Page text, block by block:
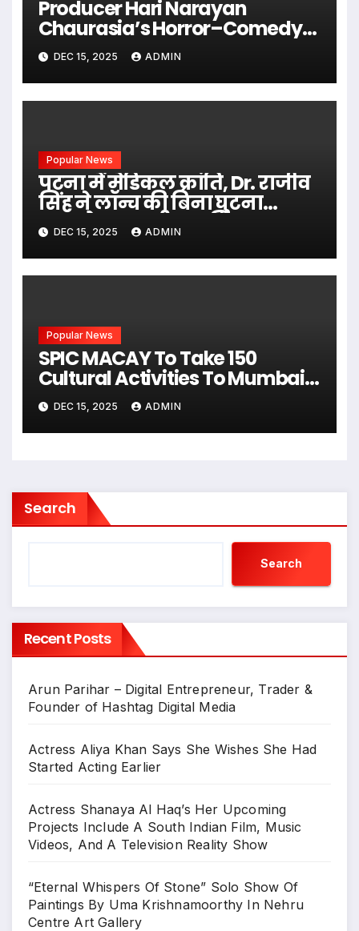
Producer Hari Narayan
Chaurasia’s Horror–Comedy
Film SIHARAN Released Across
India
DEC 15, 2025 ADMIN
Popular News
पटना में मेडिकल क्रांति, Dr. राजीव
सिंह ने लॉन्च की बिना घुटना
प्रत्यारोपण वाली आधुनिक
तकनीक
DEC 15, 2025 ADMIN
Popular News
SPIC MACAY To Take 150
Cultural Activities To Mumbai’s
Schools & Colleges
DEC 15, 2025 ADMIN
Search
Search
Recent Posts
Arun Parihar – Digital Entrepreneur, Trader &
Founder of Hashtag Digital Media
Actress Aliya Khan Says She Wishes She Had
Started Acting Earlier
Actress Shanaya Al Haq’s Her Upcoming
Projects Include A South Indian Film, Music
Videos, And A Television Reality Show
“Eternal Whispers Of Stone” Solo Show Of
Paintings By Uma Krishnamoorthy In Nehru
Centre Art Gallery